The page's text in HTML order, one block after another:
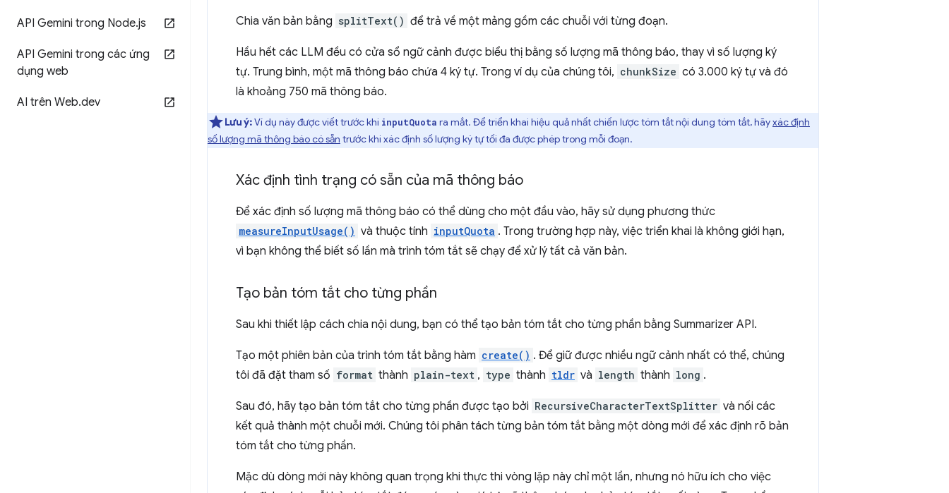
API Gemini trong Node.js
API Gemini trong các ứng
dụng web
AI trên Web.dev
Chia văn bản bằng splitText() để trả về một mảng gồm các chuỗi với từng đoạn.
Hầu hết các LLM đều có cửa sổ ngữ cảnh được biểu thị bằng số lượng mã thông báo, thay vì số lượng ký
tự. Trung bình, một mã thông báo chứa 4 ký tự. Trong ví dụ của chúng tôi, chunkSize có 3.000 ký tự và đó
là khoảng 750 mã thông báo.
Lưu ý:Ví dụ này được viết trước khi inputQuota ra mắt. Để triển khai hiệu quả nhất chiến lược tóm tắt nội dung tóm tắt, hãyxác định
số lượng mã thông báo có sẵn trước khi xác định số lượng ký tự tối đa được phép trong mỗi đoạn.
Xác định tình trạng có sẵn của mã thông báo
Để xác định số lượng mã thông báo có thể dùng cho một đầu vào, hãy sử dụng phương thức
measureInputUsage() và thuộc tính inputQuota . Trong trường hợp này, việc triển khai là không giới hạn,
vì bạn không thể biết số lần mà trình tóm tắt sẽ chạy để xử lý tất cả văn bản.
Tạo bản tóm tắt cho từng phần
Sau khi thiết lập cách chia nội dung, bạn có thể tạo bản tóm tắt cho từng phần bằng Summarizer API.
Tạo một phiên bản của trình tóm tắt bằng hàm create() . Để giữ được nhiều ngữ cảnh nhất có thể, chúng
tôi đã đặt tham số format thành plain-text , type thành tldr và length thành long .
Sau đó, hãy tạo bản tóm tắt cho từng phần được tạo bởi RecursiveCharacterTextSplitter và nối các
kết quả thành một chuỗi mới. Chúng tôi phân tách từng bản tóm tắt bằng một dòng mới để xác định rõ bản
tóm tắt cho từng phần.
Mặc dù dòng mới này không quan trọng khi thực thi vòng lặp này chỉ một lần, nhưng nó hữu ích cho việc